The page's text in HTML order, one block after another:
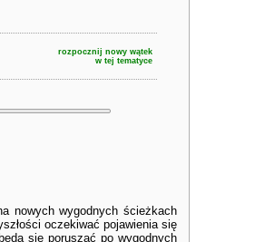
rozpocznij nowy wątek
w tej tematyce
nowych wygodnych ścieżkach
oczekiwać pojawienia się
się poruszać po wygodnych